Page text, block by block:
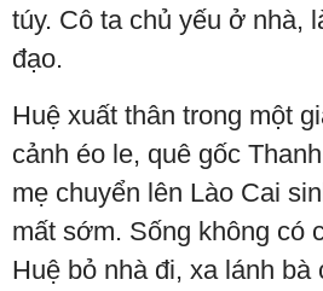
túy. Cô ta chủ yếu ở nhà,
đạo.
Huệ xuất thân trong một
cảnh éo le, quê gốc
mẹ chuyển lên Lào Cai
mất sớm. Sống không có
Huệ bỏ nhà đi, xa lánh bà